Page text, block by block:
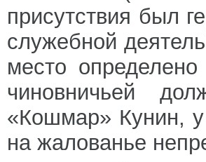
присутствия был
служебной
место
чиновничьей
«Кошмар» Кунин, у
на жалованье